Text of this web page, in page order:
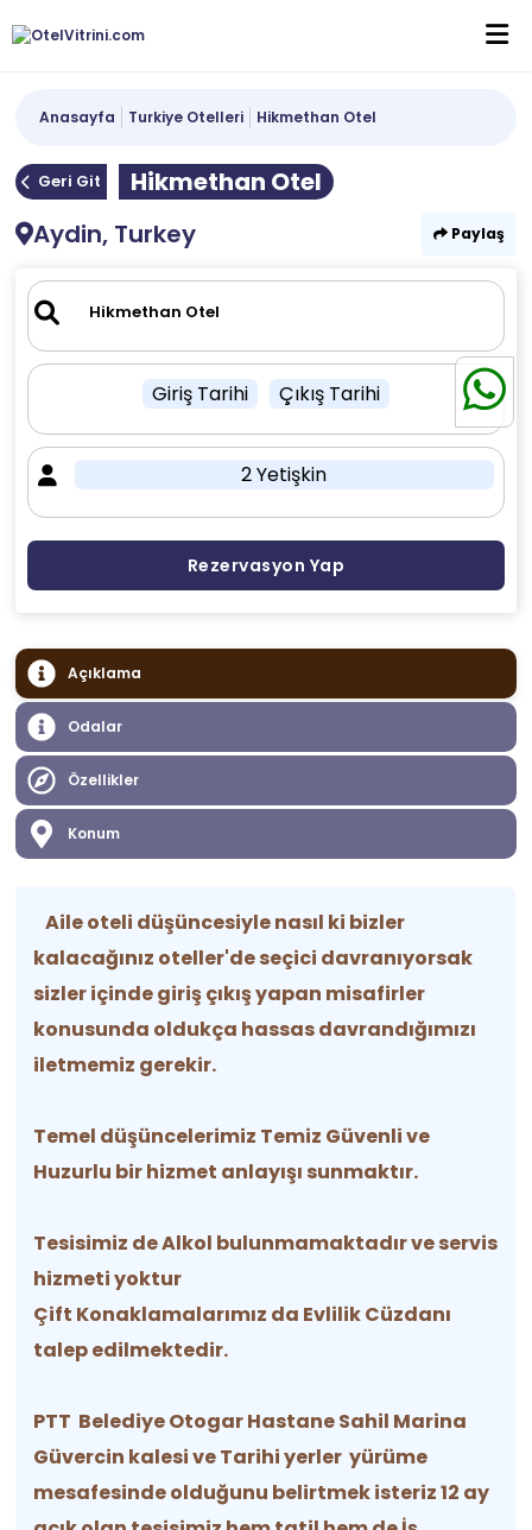
Anasayfa Turkiye Otelleri Hikmethan Otel
Geri Git
Hikmethan Otel
Aydin, Turkey
Paylaş
Giriş Tarihi Çıkış Tarihi
2 Yetişkin
Rezervasyon Yap
Açıklama
Odalar
Özellikler
Konum
Aile oteli düşüncesiyle nasıl ki bizler
kalacağınız oteller'de seçici davranıyorsak
sizler içinde giriş çıkış yapan misafirler
konusunda oldukça hassas davrandığımızı
iletmemiz gerekir.
Temel düşüncelerimiz Temiz Güvenli ve
Huzurlu bir hizmet anlayışı sunmaktır.
Tesisimiz de Alkol bulunmamaktadır ve servis
hizmeti yoktur
Çift Konaklamalarımız da Evlilik Cüzdanı
talep edilmektedir.
PTT Belediye Otogar Hastane Sahil Marina
Güvercin kalesi ve Tarihi yerler yürüme
mesafesinde olduğunu belirtmek isteriz 12 ay